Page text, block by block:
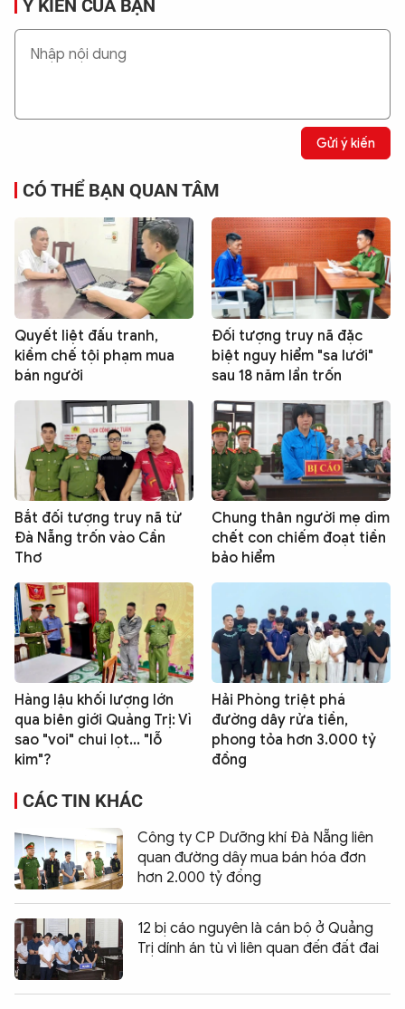
Ý KIẾN CỦA BẠN
Gửi ý kiến
CÓ THỂ BẠN QUAN TÂM
Quyết liệt đấu tranh,
kiềm chế tội phạm mua
bán người
Đối tượng truy nã đặc
biệt nguy hiểm "sa lưới"
sau 18 năm lẩn trốn
Bắt đối tượng truy nã từ
Đà Nẵng trốn vào Cần
Thơ
Chung thân người mẹ dìm
chết con chiếm đoạt tiền
bảo hiểm
Hàng lậu khối lượng lớn
qua biên giới Quảng Trị: Vì
sao "voi" chui lọt... "lỗ
kim"?
Hải Phòng triệt phá
đường dây rửa tiền,
phong tỏa hơn 3.000 tỷ
đồng
CÁC TIN KHÁC
Công ty CP Dưỡng khí Đà Nẵng liên
quan đường dây mua bán hóa đơn
hơn 2.000 tỷ đồng
12 bị cáo nguyên là cán bộ ở Quảng
Trị dính án tù vì liên quan đến đất đai